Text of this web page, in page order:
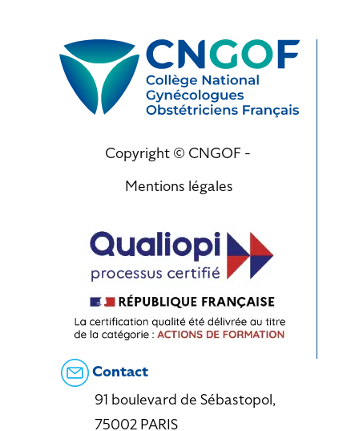
Copyright © CNGOF -
Mentions légales
Contact
91 boulevard de Sébastopol,
75002 PARIS